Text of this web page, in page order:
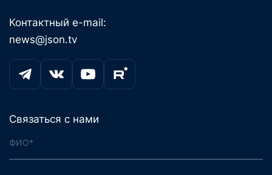
Контактный e-mail:
news@json.tv
Связаться с нами